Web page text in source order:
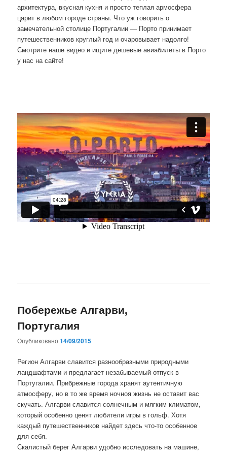
архитектура, вкусная кухня и просто теплая армосфера
царит в любом городе страны. Что уж говорить о
замечательной столице Португалии — Порто принимает
путешественников круглый год и очаровывает надолго!
Смотрите наше видео и ищите дешевые авиабилеты в Порто
у нас на сайте!
Побережье Алгарви,
Португалия
Опубликовано14/09/2015
Регион Алгарви славится разнообразными природными
ландшафтами и предлагает незабываемый отпуск в
Португалии. Прибрежные города хранят аутентичную
атмосферу, но в то же время ночноя жизнь не оставит вас
скучать. Алгарви славится солнечным и мягким климатом,
который особенно ценят любители игры в гольф. Хотя
каждый путешественников найдет здесь что-то особенное
для себя.
Скалистый берег Алгарви удобно исследовать на машине,